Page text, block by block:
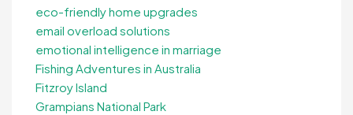
eco-friendly home upgrades
email overload solutions
emotional intelligence in marriage
Fishing Adventures in Australia
Fitzroy Island
Grampians National Park